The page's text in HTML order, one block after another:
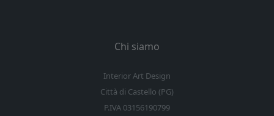
Chi siamo
Interior Art Design
Città di Castello (PG)
P.IVA 03156190799